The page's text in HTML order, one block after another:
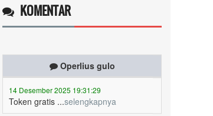
KOMENTAR
14 Desember 2025 19:31:29
Token gratis ...selengkapnya
Nuripah